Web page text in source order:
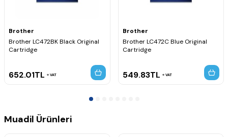
Brother MFC-J3540DW
Brother MFC-J3940DW
Brother
Brother LC472BK Black Original
Cartridge
652.01TL VAT
Brother
Brother LC472C Blue Original
Cartridge
549.83TL VAT
Muadil Ürünleri